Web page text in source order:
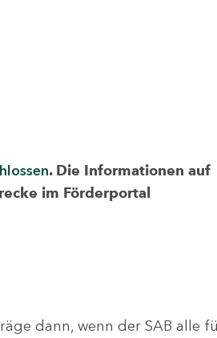
. Die Informationen auf
im Förderportal
dann, wenn der SAB alle